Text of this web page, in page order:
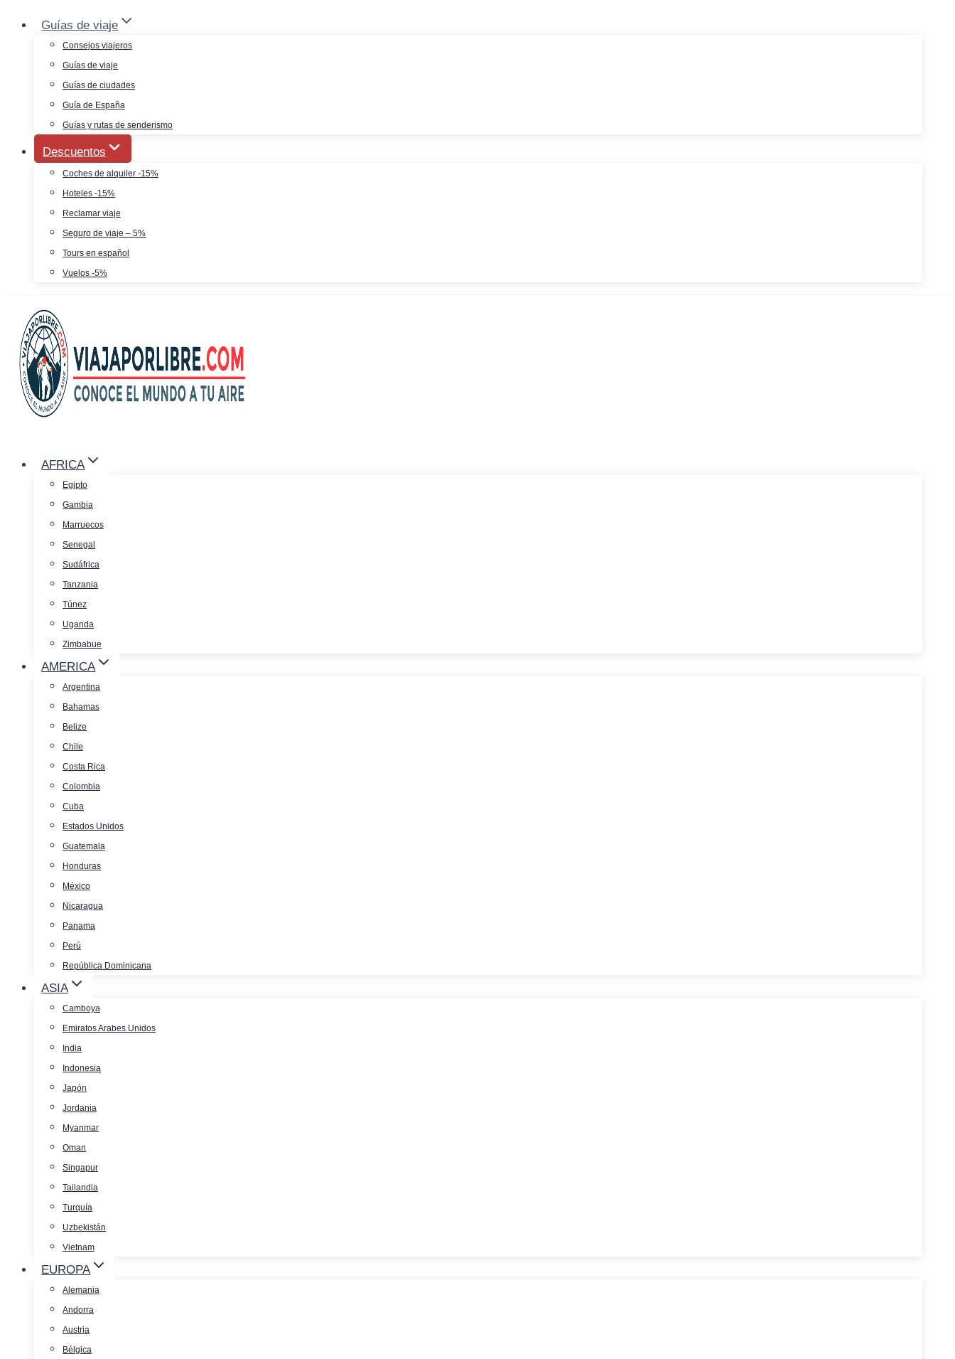
Saltar
contenido
Guías de viaje
Consejos viajeros
Guías de viaje
Guías de ciudades
Guía de España
Guías y rutas de senderismo
Descuentos
Coches de alquiler -15%
Hoteles -15%
Reclamar viaje
Seguro de viaje – 5%
Tours en español
Vuelos -5%
AFRICA
Egipto
Gambia
Marruecos
Senegal
Sudáfrica
Tanzania
Túnez
Uganda
Zimbabue
AMERICA
Argentina
Bahamas
Belize
Chile
Costa Rica
Colombia
Cuba
Estados Unidos
Guatemala
Honduras
México
Nicaragua
Panama
Perú
República Dominicana
ASIA
Camboya
Emiratos Arabes Unidos
India
Indonesia
Japón
Jordania
Myanmar
Oman
Singapur
Tailandia
Turquía
Uzbekistán
Vietnam
EUROPA
Alemania
Andorra
Austria
Bélgica